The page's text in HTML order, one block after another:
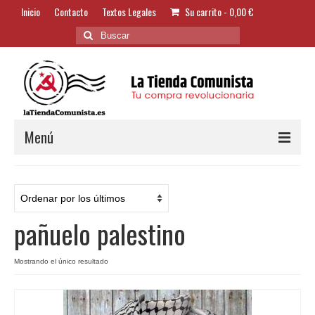
Inicio Contacto Textos Legales Su carrito- 0,00€
Buscar
por:
Menú
Bazar
Textil y Accesorios
Bordados
Banderas
pañuelo palestino
Mostrando el único resultado